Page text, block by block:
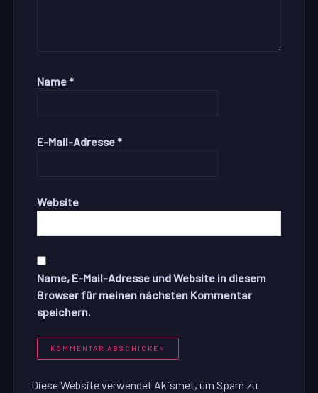
Name *
E-Mail-Adresse *
Website
Name, E-Mail-Adresse und Website in diesem
Browser für meinen nächsten Kommentar
speichern.
Diese Website verwendet Akismet, um Spam zu